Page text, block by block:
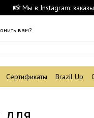
📸 Мы в Instagram:
вам?
Сертификаты Brazil Up